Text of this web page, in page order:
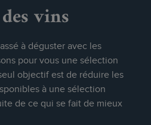
vins
à déguster avec les
pour vous une sélection
objectif est de réduire les
à une sélection
de ce qui se fait de mieux